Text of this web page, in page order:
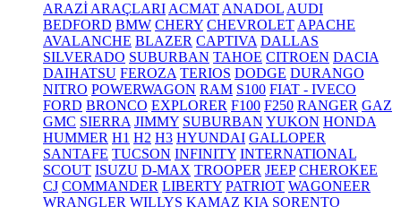
ARAZİ ARAÇLARI ACMAT ANADOL AUDI
BEDFORD BMW CHERY CHEVROLET APACHE
AVALANCHE BLAZER CAPTIVA DALLAS
SILVERADO SUBURBAN TAHOE CITROEN DACIA
DAIHATSU FEROZA TERIOS DODGE DURANGO
NITRO POWERWAGON RAM S100 FIAT - IVECO
FORD BRONCO EXPLORER F100 F250 RANGER GAZ
GMC SIERRA JIMMY SUBURBAN YUKON HONDA
HUMMER H1 H2 H3 HYUNDAI GALLOPER
SANTAFE TUCSON INFINITY INTERNATIONAL
SCOUT ISUZU D-MAX TROOPER JEEP CHEROKEE
CJ COMMANDER LIBERTY PATRIOT WAGONEER
WRANGLER WILLYS KAMAZ KIA SORENTO